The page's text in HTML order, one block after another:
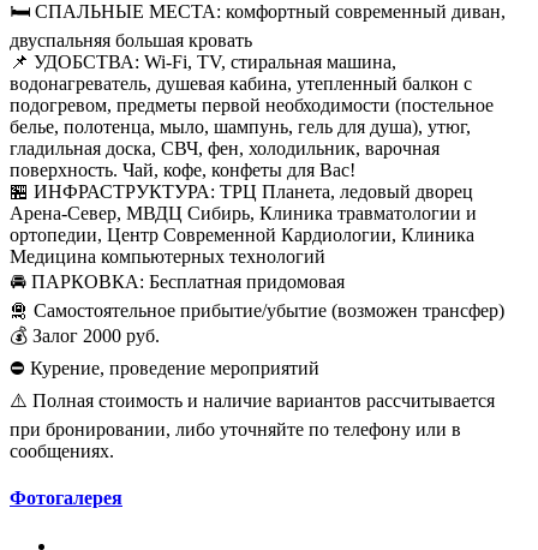
🛏 СПАЛЬНЫЕ МЕСТА: комфортный современный диван,
двуспальняя большая кровать
📌 УДОБСТВА: Wi-Fi, TV, стиральная машина,
водонагреватель, душевая кабина, утепленный балкон с
подогревом, предметы первой необходимости (постельное
белье, полотенца, мыло, шампунь, гель для душа), утюг,
гладильная доска, СВЧ, фен, холодильник, варочная
поверхность. Чай, кофе, конфеты для Вас!
🏪 ИНФРАСТРУКТУРА: ТРЦ Планета, ледовый дворец
Арена-Север, МВДЦ Сибирь, Клиника травматологии и
ортопедии, Центр Современной Кардиологии, Клиника
Медицина компьютерных технологий
🚘 ПАРКОВКА: Бесплатная придомовая
🛅 Самостоятельное прибытие/убытие (возможен трансфер)
💰 Залог 2000 руб.
⛔️ Курение, проведение мероприятий
⚠️ Полная стоимость и наличие вариантов рассчитывается
при бронировании, либо уточняйте по телефону или в
сообщениях.
Фотогалерея